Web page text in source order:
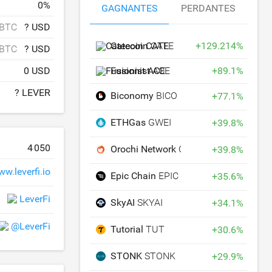
0%
? USD
? USD
0 USD
? LEVER
4 050
LeverFi
@LeverFi
GAGNANTES PERDANTES
CatecoinCATE +129.214%
FusionistACE +89.1%
Biconomy BICO +77.1%
ETHGas GWEI +39.8%
Orochi Network ON +39.8%
Epic Chain EPIC +35.6%
SkyAISKYAI +34.1%
TutorialTUT +30.6%
STONKSTONK +29.9%